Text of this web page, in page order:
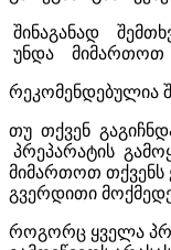
შინაგანად
უნდა მიმართოთ
რეკომენდებულია
თუ თქვენ
პრეპარატის
მიმართოთ თქვენს
გვერდითი
როგორც ყველა